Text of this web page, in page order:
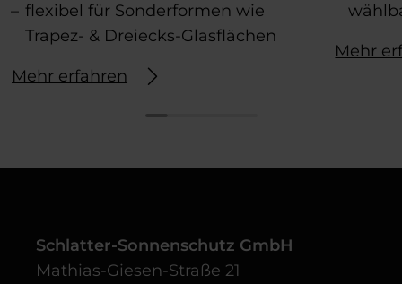
flexibel für Sonderformen wie
Trapez- & Dreiecks-Glasflächen
Mehr erfahren
Mehr
Schlatter-Sonnenschutz GmbH
Mathias-Giesen-Straße 21